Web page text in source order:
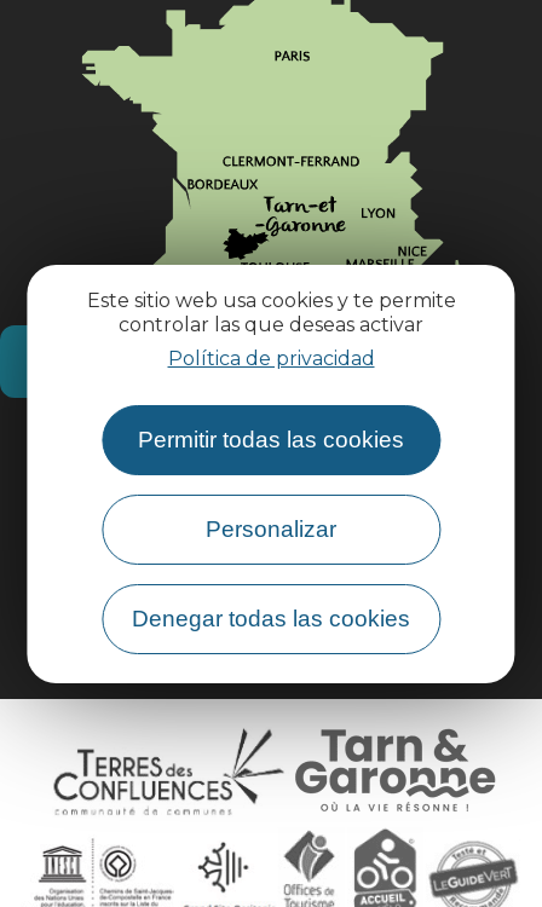
Este sitio web usa cookies y te permite
controlar las que deseas activar
Política de privacidad
Permitir todas las cookies
Personalizar
Denegar todas las cookies
¿Cómo llegar?
Información práctica
Área profesional
Área de grupo